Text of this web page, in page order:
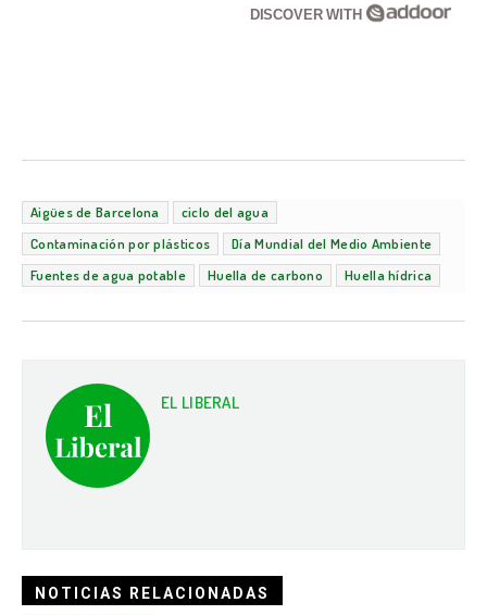
DISCOVER WITH
Aigües de Barcelona
ciclo del agua
Contaminación por plásticos
Día Mundial del Medio Ambiente
Fuentes de agua potable
Huella de carbono Huella hídrica
EL LIBERAL
NOTICIAS RELACIONADAS